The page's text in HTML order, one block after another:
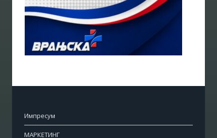
Импресум
МАРКЕТИНГ